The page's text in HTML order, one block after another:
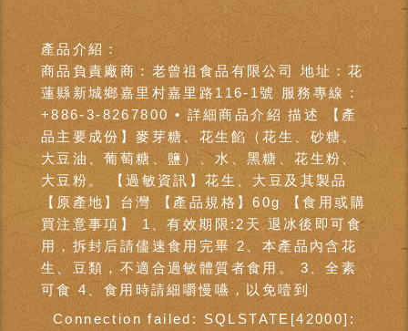
產品介紹：
商品負責廠商：老曾祖食品有限公司 地址：花
蓮縣新城鄉嘉里村嘉里路116-1號 服務專線：
+886-3-8267800 • 詳細商品介紹 描述 【產
品主要成份】麥芽糖、花生餡（花生、砂糖、
大豆油、葡萄糖、鹽）、水、黑糖、花生粉、
大豆粉。 【過敏資訊】花生、大豆及其製品
【原產地】台灣 【產品規格】60g 【食用或購
買注意事項】 1、有效期限:2天 退冰後即可食
用，拆封后請儘速食用完畢 2、本產品內含花
生、豆類，不適合過敏體質者食用。 3、全素
可食 4、食用時請細嚼慢嚥，以免噎到
Connection failed: SQLSTATE[42000]: